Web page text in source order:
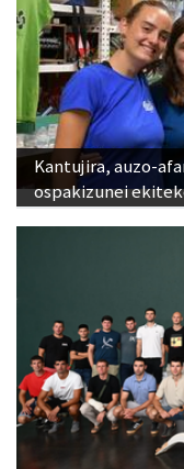
Kantujira, auzo-
ospakizunei